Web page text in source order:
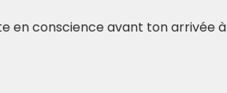
en conscience avant ton arrivée à